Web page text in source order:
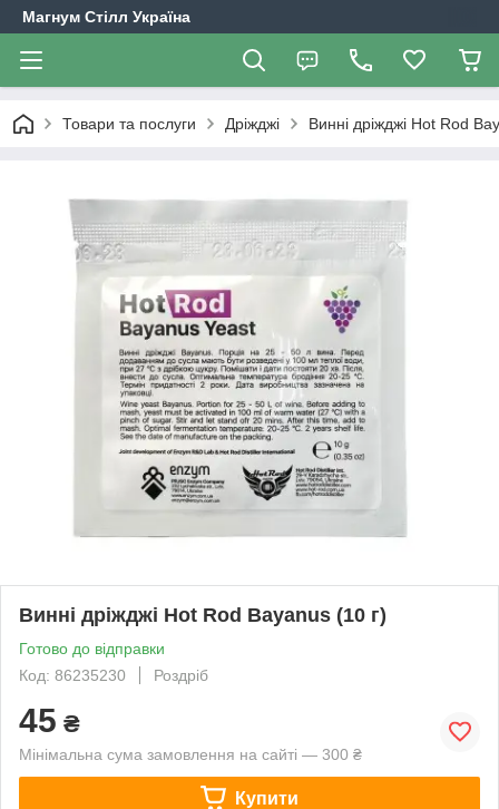
Магнум Стілл Україна
Товари та послуги Дріжджі Винні дріжджі Hot Rod
Винні дріжджі Hot Rod Bayanus (10 г)
Готово до відправки
Код: 86235230
Роздріб
45 ₴
Мінімальна сума замовлення на сайті — 300 ₴
Купити